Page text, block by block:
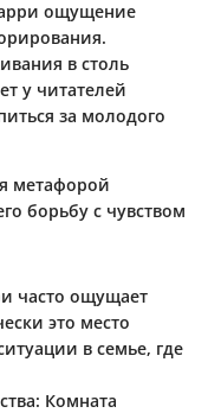
ощущение
в столь
у читателей
за молодого
метафорой
борьбу с чувством
часто ощущает
это место
в семье, где
: Комната